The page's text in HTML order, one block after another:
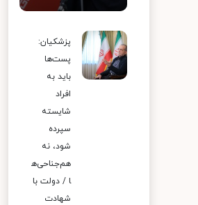
پزشکیان:
پست‌ها
باید به
افراد
شایسته
سپرده
شود، نه
هم‌جناحی‌ه
ا / دولت با
شهادت